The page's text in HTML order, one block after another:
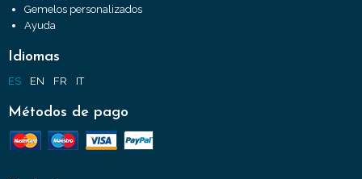
Gemelos personalizados
Ayuda
Idiomas
ES EN FR IT
Métodos de pago